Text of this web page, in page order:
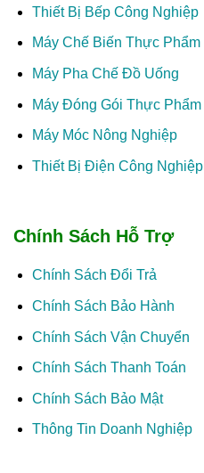
Thiết Bị Bếp Công Nghiệp
Máy Chế Biến Thực Phẩm
Máy Pha Chế Đồ Uống
Máy Đóng Gói Thực Phẩm
Máy Móc Nông Nghiệp
Thiết Bị Điện Công Nghiệp
Chính Sách Hỗ Trợ
Chính Sách Đổi Trả
Chính Sách Bảo Hành
Chính Sách Vận Chuyển
Chính Sách Thanh Toán
Chính Sách Bảo Mật
Thông Tin Doanh Nghiệp